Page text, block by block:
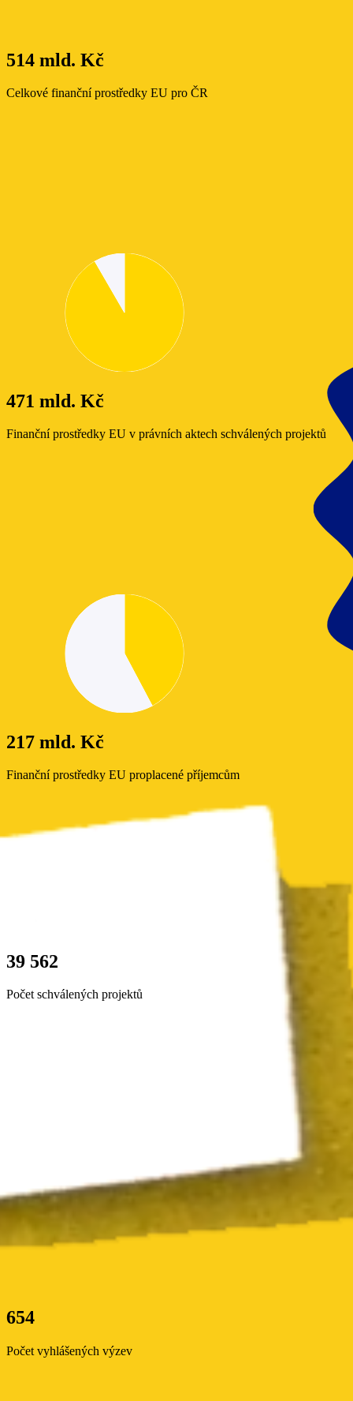
514 mld. Kč
Celkové finanční prostředky EU pro ČR
471 mld. Kč
Finanční prostředky EU v právních aktech schválených projektů
217 mld. Kč
Finanční prostředky EU proplacené příjemcům
39 562
Počet schválených projektů
654
Počet vyhlášených výzev